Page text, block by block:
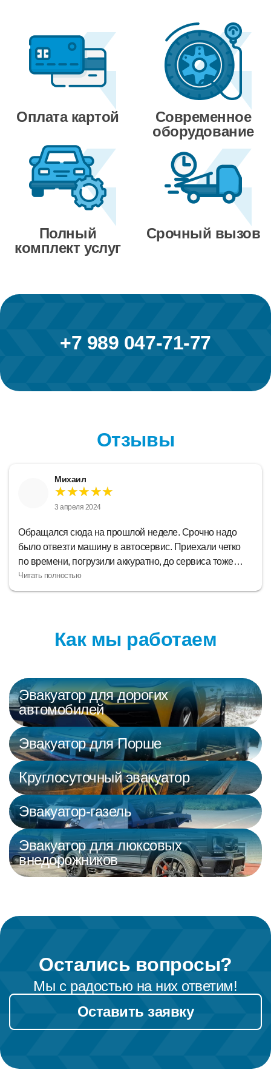
Оплата картой
Современное
оборудование
Полный
комплект услуг
Срочный вызов
+7 989 047-71-77
Отзывы
Михаил
★★★★★
3 апреля 2024
Обращался сюда на прошлой неделе. Срочно надо
было отвезти машину в автосервис. Приехали четко
по времени, погрузили аккуратно, до сервиса тоже
быстро доехали. Работу свою сделали на отлично,
никаких претензий.
Как мы работаем
Эвакуатор для дорогих
автомобилей
Эвакуатор для Порше
Круглосуточный эвакуатор
Эвакуатор-газель
Эвакуатор для люксовых
внедорожников
Остались вопросы?
Мы с радостью на них ответим!
Оставить заявку